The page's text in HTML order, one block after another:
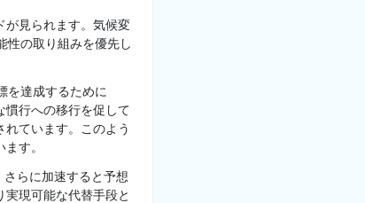
が見られます。気候変
性の取り組みを優先し
を達成するために
慣行への移行を促して
ています。このよう
す。
らに加速すると予想
現可能な代替手段と